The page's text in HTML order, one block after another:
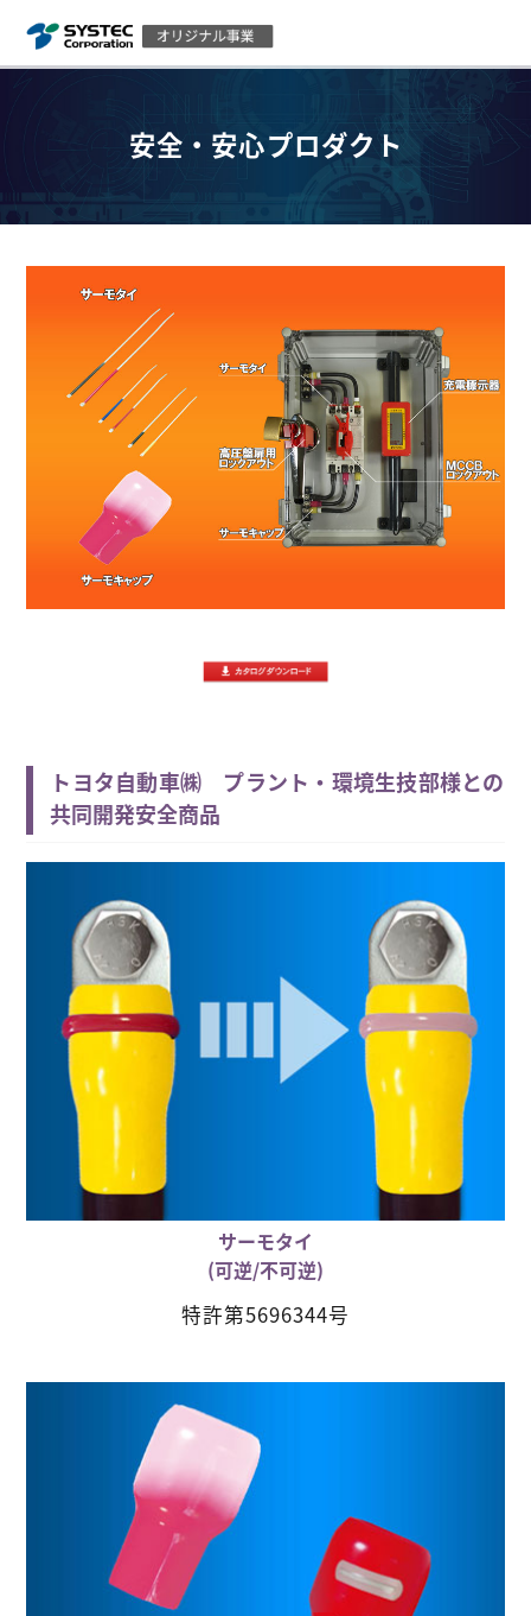
安全・安心プロダクト
トヨタ自動車㈱ プラント・環境生技部様との
共同開発安全商品
サーモタイ
(可逆/不可逆)
特許第5696344号